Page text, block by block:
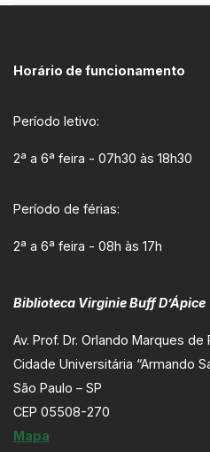
Horário de funcionamento
Período letivo:
2ª a 6ª feira - 07h30 às 18h30
Período de férias:
2ª a 6ª feira - 08h às 17h
Biblioteca Virginie Buff D’Ápice
Av. Prof. Dr. Orlando Marques de
Cidade Universitária “Armando
São Paulo – SP
CEP 05508-270
Mapa